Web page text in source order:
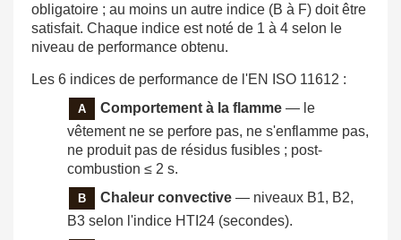
obligatoire ; au moins un autre indice (B à F) doit être
satisfait. Chaque indice est noté de 1 à 4 selon le
niveau de performance obtenu.
Les 6 indices de performance de l'EN ISO 11612 :
A Comportement à la flamme — le
vêtement ne se perfore pas, ne s'enflamme pas,
ne produit pas de résidus fusibles ; post-
combustion ≤ 2 s.
B Chaleur convective — niveaux B1, B2,
B3 selon l'indice HTI24 (secondes).